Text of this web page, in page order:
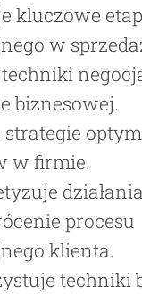
kluczowe
w
techniki
biznesowej.
strategie
w firmie.
procesu
klienta.
techniki